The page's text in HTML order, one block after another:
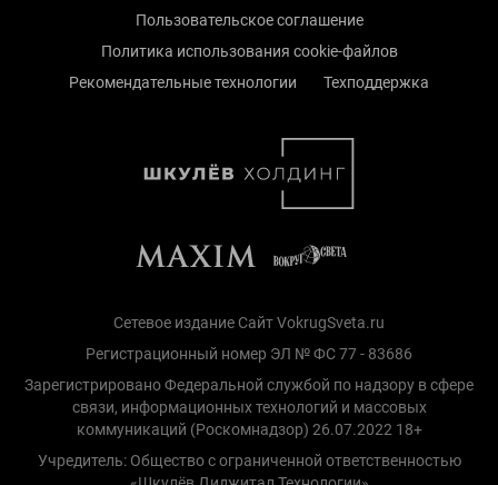
Пользовательское соглашение
Политика использования cookie-файлов
Рекомендательные технологии
Техподдержка
Сетевое издание Сайт VokrugSveta.ru
Регистрационный номер ЭЛ № ФС 77 - 83686
Зарегистрировано Федеральной службой по надзору в сфере
связи, информационных технологий и массовых
коммуникаций (Роскомнадзор) 26.07.2022 18+
Учредитель: Общество с ограниченной ответственностью